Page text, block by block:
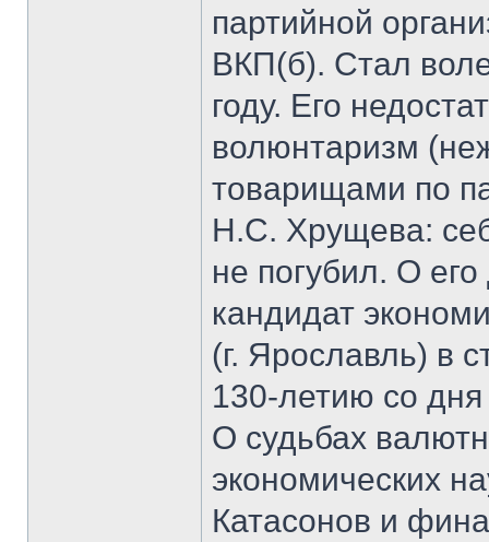
партийной
ВКП(б). Стал
году. Его
волюнтаризм
товарищами по
Н.С. Хрущева:
не погубил. О
кандидат
(г. Ярославль) в
130-летию со
О судьбах
экономических
Катасонов и